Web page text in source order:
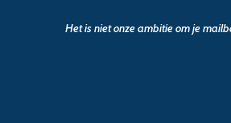
Het is niet onze ambitie om je